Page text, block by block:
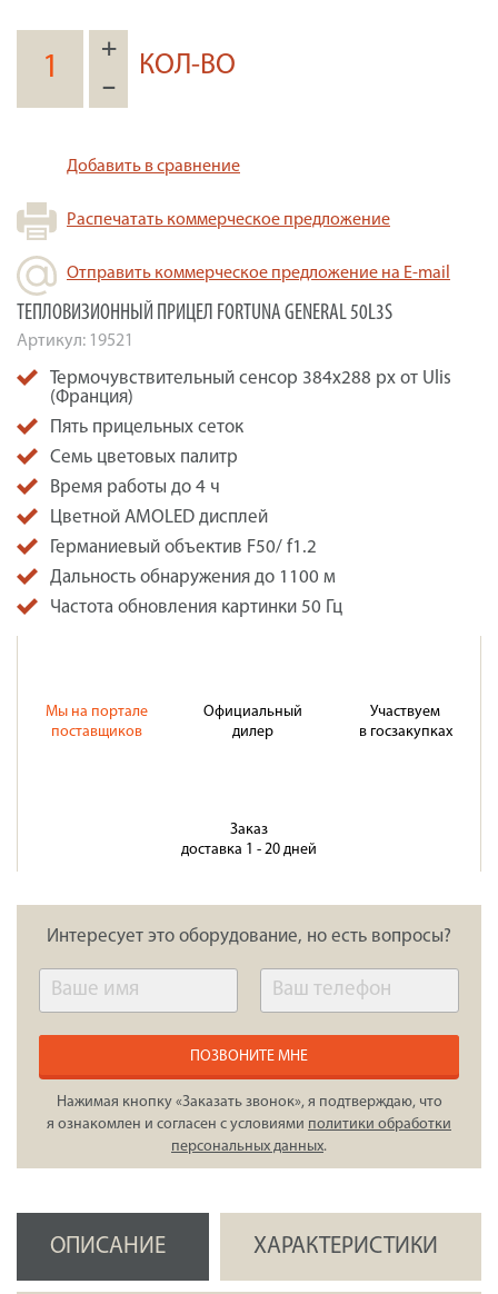
+
–
КОЛ-ВО
Добавить в сравнение
Распечатать коммерческое предложение
Отправить коммерческое предложение на E-mail
ТЕПЛОВИЗИОННЫЙ ПРИЦЕЛ FORTUNA GENERAL 50L3S
Артикул: 19521
Термочувствительный сенсор 384х288 px от Ulis
(Франция)
Пять прицельных сеток
Семь цветовых палитр
Время работы до 4 ч
Цветной AMOLED дисплей
Германиевый объектив F50/ f1.2
Дальность обнаружения до 1100 м
Частота обновления картинки 50 Гц
Мы на портале
поставщиков
Официальный
дилер
Участвуем
в госзакупках
Заказ
доставка 1 - 20 дней
Интересует это оборудование, но есть вопросы?
ПОЗВОНИТЕ МНЕ
Нажимая кнопку «Заказать звонок», я подтверждаю, что
я ознакомлен и согласен с условиями политики обработки
персональных данных.
ОПИСАНИЕ ХАРАКТЕРИСТИКИ